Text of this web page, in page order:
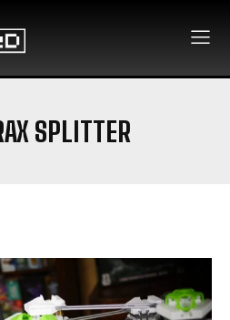
SPLITTER